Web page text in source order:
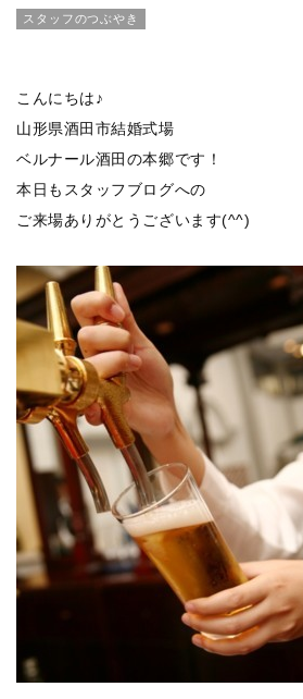
スタッフのつぶやき
こんにちは♪
山形県酒田市結婚式場
ベルナール酒田の本郷です！
本日もスタッフブログへの
ご来場ありがとうございます(^^)